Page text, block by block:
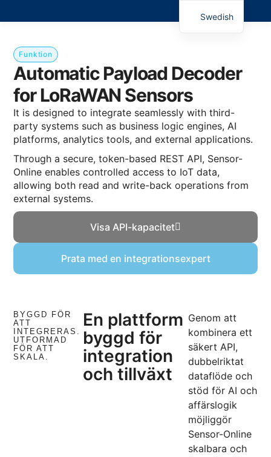
Funktion
Automatic Payload Decoder
for LoRaWAN Sensors
It is designed to integrate seamlessly with third-
party systems such as business logic engines, AI
platforms, analytics tools, and external applications.
Through a secure, token-based REST API, Sensor-
Online enables controlled access to IoT data,
allowing both read and write-back operations from
external systems.
Visa API-kapacitet
Prata med en integrationsexpert
BYGGD FÖR
ATT
INTEGRERAS.
UTFORMAD
FÖR ATT
SKALA.
En plattform
byggd för
integration
och tillväxt
Genom att
kombinera ett
säkert API,
dubbelriktat
dataflöde och
stöd för AI och
affärslogik
möjliggör
Sensor-Online
skalbara och
Swedish